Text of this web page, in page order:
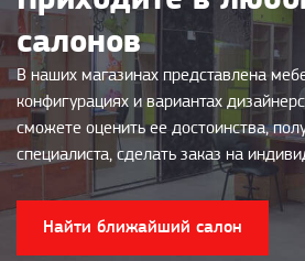
салонов
В наших магазинах представлена
конфигурациях и вариантах
сможете оценить ее достоинства,
специалиста, сделать заказ на
Найти ближайший салон